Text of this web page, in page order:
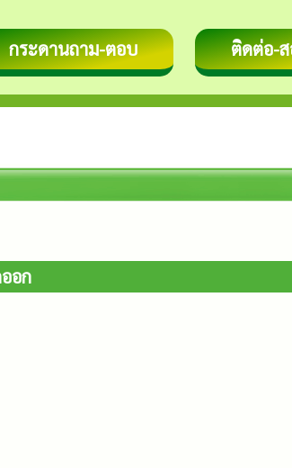
กระดานถาม-ตอบ ติดต่อ-
อก